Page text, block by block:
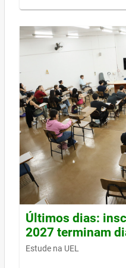
Últimos dias:
2027 terminam
Estude na UEL